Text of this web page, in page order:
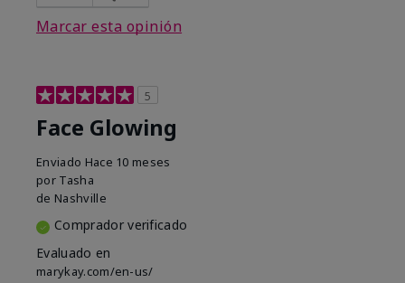
Marcar esta opinión
5
Face Glowing
Enviado Hace 10 meses
por Tasha
de Nashville
Comprador verificado
Evaluado en
marykay.com/en-us/